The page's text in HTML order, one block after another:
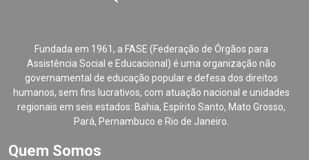
Fundada em 1961, a FASE (Federação de Órgãos para
Assistência Social e Educacional) é uma organização não
governamental de educação popular e defesa dos direitos
humanos, sem fins lucrativos, com atuação nacional e unidades
regionais em seis estados: Bahia, Espírito Santo, Mato Grosso,
Pará, Pernambuco e Rio de Janeiro.
Quem Somos